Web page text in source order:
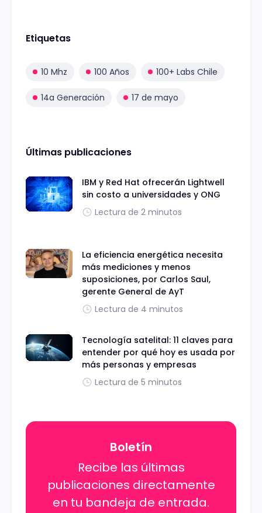
Etiquetas
10 Mhz 100 Años 100+ Labs Chile
14a Generación 17 de mayo
Últimas publicaciones
IBM y Red Hat ofrecerán Lightwell
sin costo a universidades y ONG
Lectura de 2 minutos
La eficiencia energética necesita
más mediciones y menos
suposiciones, por Carlos Saul,
gerente General de AyT
Lectura de 4 minutos
Tecnología satelital: 11 claves para
entender por qué hoy es usada por
más personas y empresas
Lectura de 5 minutos
Boletín
Recibe las últimas
publicaciones directamente
en tu bandeja de entrada.